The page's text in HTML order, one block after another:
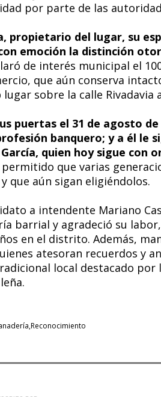
por parte de las
propietario del lugar, su
emoción la distinción
de interés municipal el
que aún conserva
sobre la calle Rivadavia
puertas el 31 de agosto de
banquero; y a él le
quien hoy sigue con
que varias
que aún sigan eligiéndolos.
a intendente Mariano
barrial y agradeció su
en el distrito. Además,
atesoran recuerdos y
local destacado por
Reconocimiento